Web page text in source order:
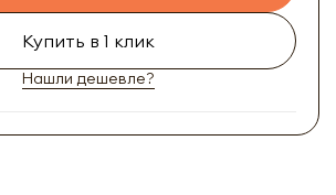
Купить в 1 клик
Нашли дешевле?